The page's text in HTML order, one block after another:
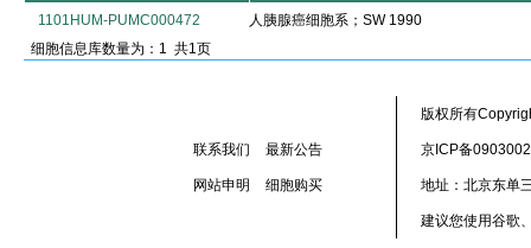
1101HUM-PUMC000472
人胰腺癌细胞系；SW 1990
细胞信息库数量为：1 共1页
联系我们 最新公告
网站申明 细胞购买
版权所有
京ICP备
地址：北京东单
建议您使用谷歌